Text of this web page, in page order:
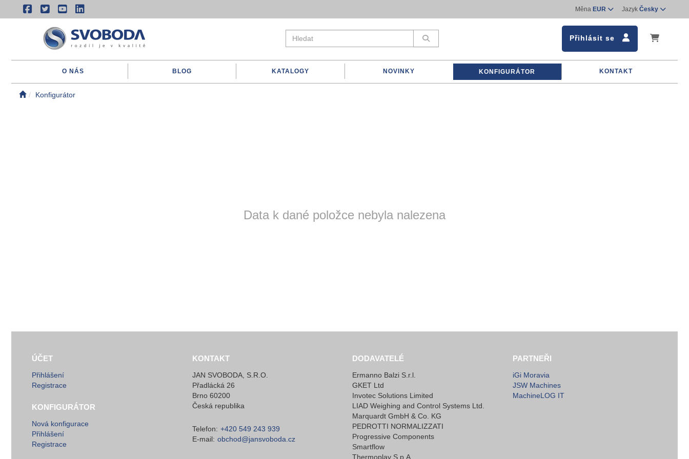
Měna EUR Jazyk Česky
Přihlásit se
O NÁS BLOG KATALOGY NOVINKY KONFIGURÁTOR KONTAKT
Konfigurátor
Data k dané položce nebyla nalezena
ÚČET
Přihlášení
Registrace
KONFIGURÁTOR
Nová konfigurace
Přihlášení
Registrace
KONTAKT
JAN SVOBODA, S.R.O.
Přadlácká 26
Brno 60200
Česká republika
Telefon: +420 549 243 939
E-mail: obchod@jansvoboda.cz
DODAVATELÉ
Ermanno Balzi S.r.l.
GKET Ltd
Invotec Solutions Limited
LIAD Weighing and Control Systems Ltd.
Marquardt GmbH & Co. KG
PEDROTTI NORMALIZZATI
Progressive Components
Smartflow
Thermoplay S.p.A
PARTNEŘI
iGi Moravia
JSW Machines
MachineLOG IT